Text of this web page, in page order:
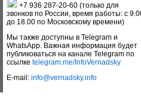
+7 936 287-20-60 (только для
звонков по России, время работы: с
до 18.00 по Московскому времени)
Мы также доступны в Telegram и
WhatsApp. Важная информация будет
публиковаться на канале Telegram по
ссылке telegram.me/InfoVernadsky
E-mail: info@vernadsky.info